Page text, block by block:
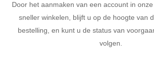
Door het aanmaken van een account in
sneller winkelen, blijft u op de hoogte van
bestelling, en kunt u de status van
volgen.